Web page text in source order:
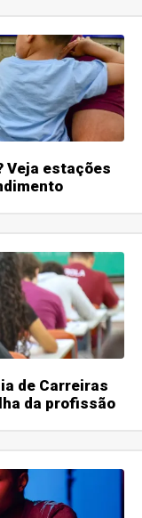
Veja estações
de Carreiras
da profissão